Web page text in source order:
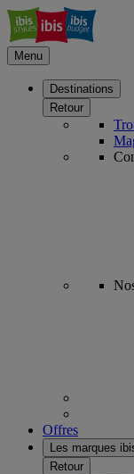
Menu
Destinations
Retour
Offres
Les marques
Retour